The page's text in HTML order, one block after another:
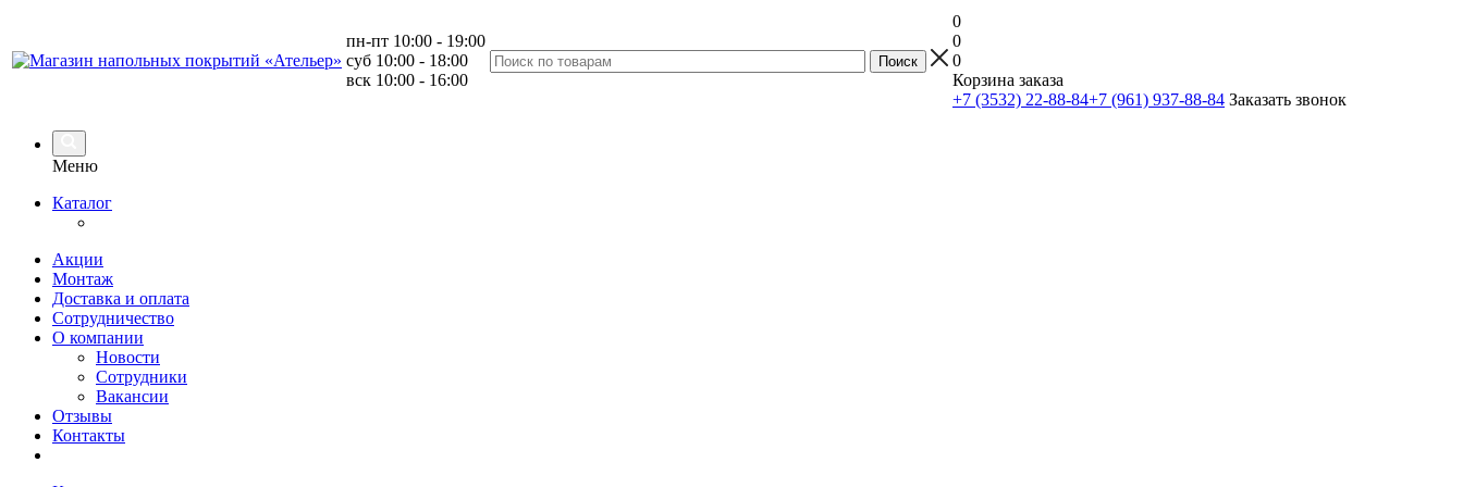
пн-пт 10:00 - 19:00
суб 10:00 - 18:00
вск 10:00 - 16:00
0
0
0
Корзина заказа
+7 (3532) 22-88-84+7 (961) 937-88-84 Заказать звонок
Меню
Каталог
Акции
Монтаж
Доставка и оплата
Сотрудничество
О компании
Новости
Сотрудники
Вакансии
Отзывы
Контакты